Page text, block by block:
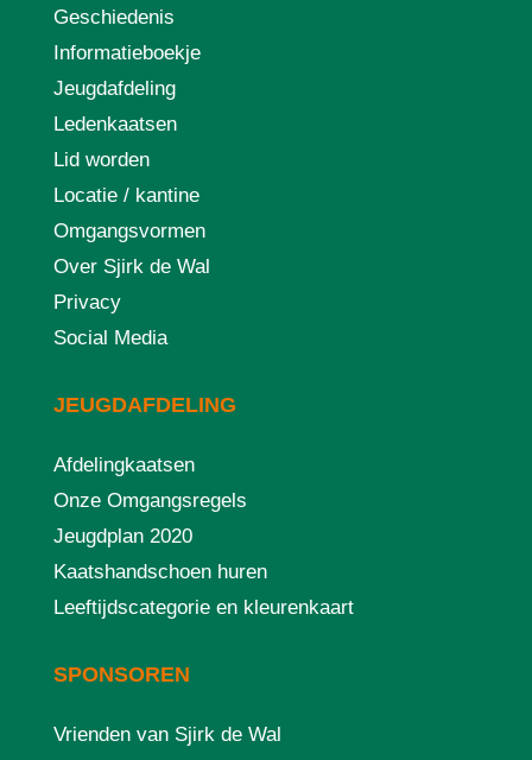
Geschiedenis
Informatieboekje
Jeugdafdeling
Ledenkaatsen
Lid worden
Locatie / kantine
Omgangsvormen
Over Sjirk de Wal
Privacy
Social Media
JEUGDAFDELING
Afdelingkaatsen
Onze Omgangsregels
Jeugdplan 2020
Kaatshandschoen huren
Leeftijdscategorie en kleurenkaart
SPONSOREN
Vrienden van Sjirk de Wal